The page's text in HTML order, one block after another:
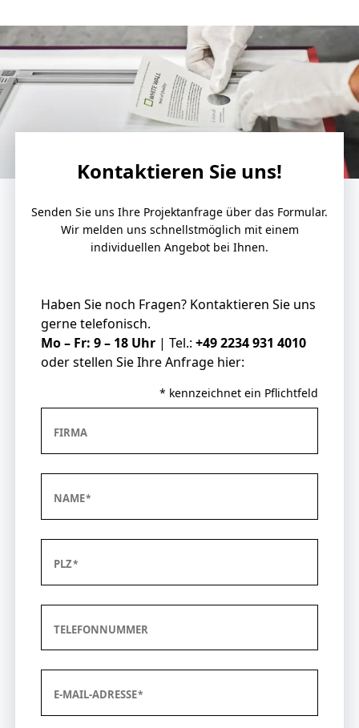
Kontaktieren Sie uns!
Senden Sie uns Ihre Projektanfrage über das Formular.
Wir melden uns schnellstmöglich mit einem
individuellen Angebot bei Ihnen.
Haben Sie noch Fragen? Kontaktieren Sie uns
gerne telefonisch.
Mo – Fr: 9 – 18 Uhr| Tel.: +49 2234 931 4010
oder stellen Sie Ihre Anfrage hier:
* kennzeichnet ein Pflichtfeld
FIRMA
NAME
PLZ
TELEFONNUMMER
E-MAIL-ADRESSE